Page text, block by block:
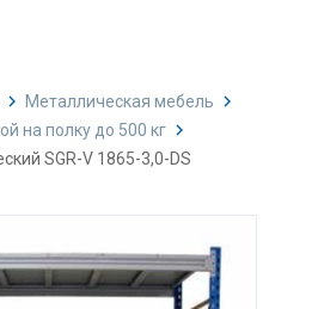
Металлическая мебель
на полку до 500 кг
SGR-V 1865-3,0-DS